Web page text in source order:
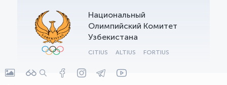
Национальный
Олимпийский Комитет
Узбекистана
CITIUS ALTIUS FORTIUS
OLYMPCHIK AI - yordamchi
Онлайн · olympic.uz